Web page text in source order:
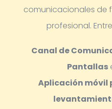
comunicacionales de
profesional.
Canal de
Pantallas
Aplicación móvil